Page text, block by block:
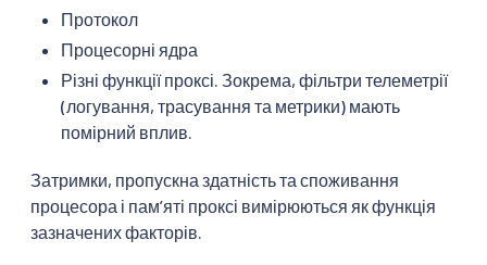
Протокол
Процесорні ядра
Різні функції проксі. Зокрема, фільтри телеметрії
(логування, трасування та метрики) мають
помірний вплив.
Затримки, пропускна здатність та споживання
процесора і памʼяті проксі вимірюються як функція
зазначених факторів.